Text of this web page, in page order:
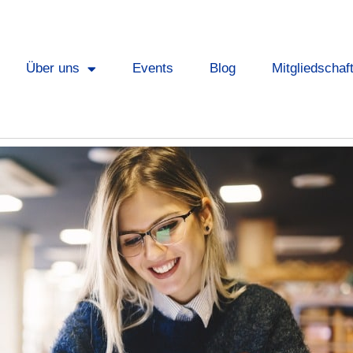
Über uns Events Blog Mitgliedschaft